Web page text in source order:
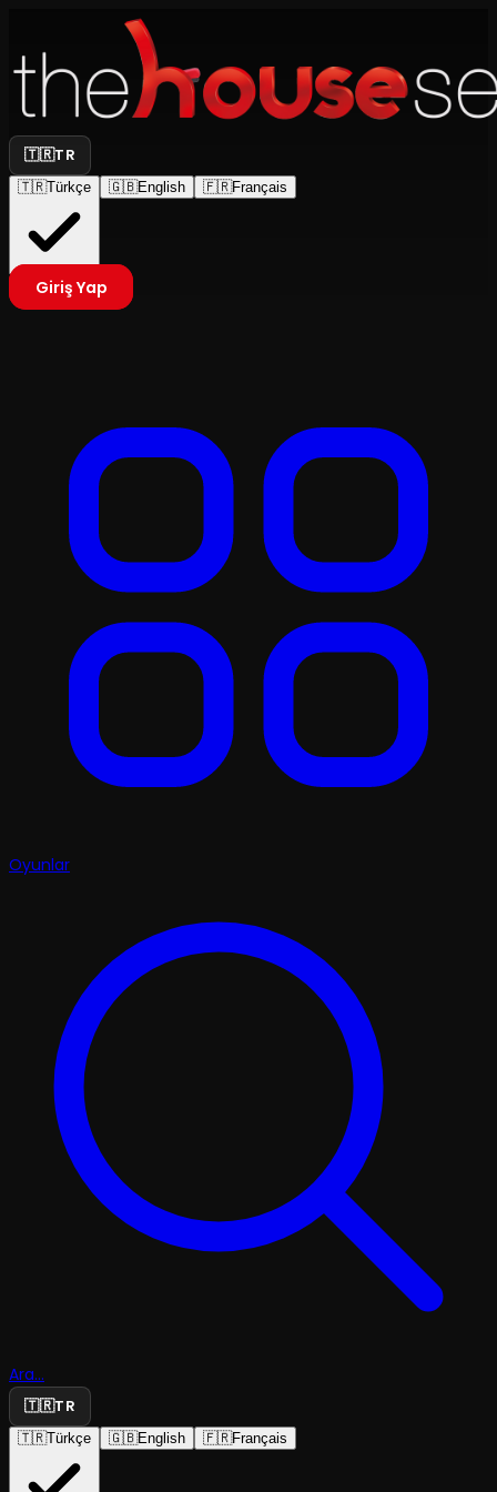
🇹🇷TR
🇹🇷Türkçe 🇬🇧English 🇫🇷Français
Giriş Yap
Oyunlar
Ara...
🇹🇷TR
🇹🇷Türkçe 🇬🇧English 🇫🇷Français